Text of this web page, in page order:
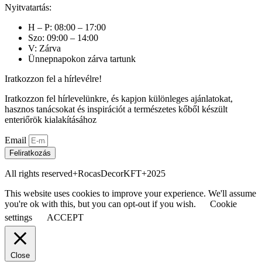
Nyitvatartás:
H – P: 08:00 – 17:00
Szo: 09:00 – 14:00
V: Zárva
Ünnepnapokon zárva tartunk
Iratkozzon fel a hírlevélre!
Iratkozzon fel hírlevelünkre, és kapjon különleges ajánlatokat,
hasznos tanácsokat és inspirációt a természetes kőből készült
enteriőrök kialakításához
Email
Feliratkozás
All rights reserved+RocasDecorKFT+2025
This website uses cookies to improve your experience. We'll assume
you're ok with this, but you can opt-out if you wish.
Cookie
settings
ACCEPT
Close